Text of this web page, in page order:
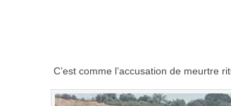
C’est comme l’accusation de meurtre